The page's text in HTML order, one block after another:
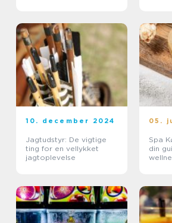
10. december 2024
Jagtudstyr: De vigtige
ting for en vellykket
jagtoplevelse
05.
Spa
din